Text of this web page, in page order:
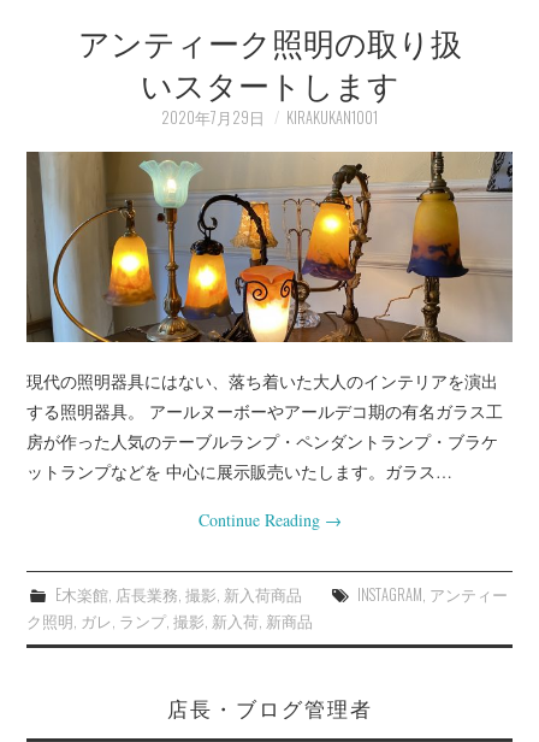
アンティーク照明の取り扱
いスタートします
2020年7月29日 KIRAKUKAN1001
現代の照明器具にはない、落ち着いた大人のインテリアを演出
する照明器具。 アールヌーボーやアールデコ期の有名ガラス工
房が作った人気のテーブルランプ・ペンダントランプ・ブラケ
ットランプなどを 中心に展示販売いたします。ガラス…
Continue Reading →
E木楽館, 店長業務, 撮影, 新入荷商品 INSTAGRAM, アンティー
ク照明, ガレ, ランプ,撮影, 新入荷, 新商品
店長・ブログ管理者